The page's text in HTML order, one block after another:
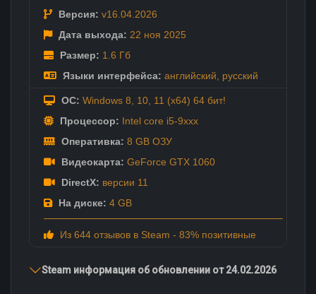
Версия: v16.04.2026
Дата выхода: 22 ноя 2025
Размер: 1.6 Гб
Языки интерфейса: английский русский
ОС: Windows 8, 10, 11 (x64) 64 бит!
Процессор: Intel core i5-9xxx
Оперативка: 8 GB ОЗУ
Видеокарта: GeForce GTX 1060
DirectX: версии 11
На диске: 4 GB
Из 644 отзывов в Steam - 83% позитивные
Steam информация об обновлении от 24.02.2026